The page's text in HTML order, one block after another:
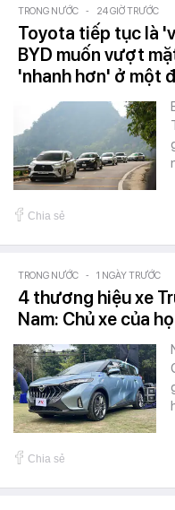
TRONG NƯỚC - 24 GIỜ TRƯỚC
Toyota tiếp tục là
BYD muốn vượt
'nhanh hơn' ở một
Chia sẻ
TRONG NƯỚC - 1 NGÀY TRƯỚC
4 thương hiệu xe
Nam: Chủ xe của
Chia sẻ